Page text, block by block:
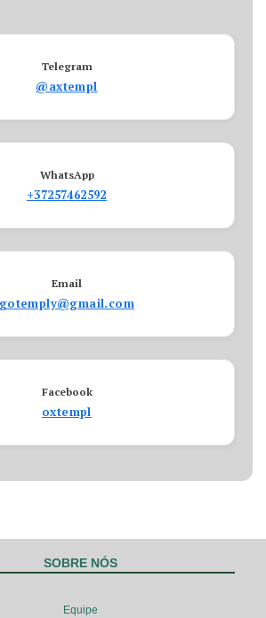
Telegram
@axtempl
WhatsApp
+37257462592
Email
gotemply@gmail.com
Facebook
oxtempl
SOBRE NÓS
Equipe